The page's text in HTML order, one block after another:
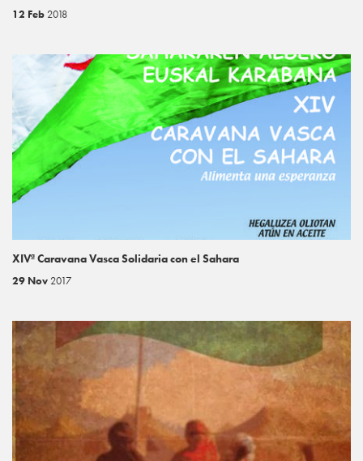
12 Feb 2018
XIVª Caravana Vasca Solidaria con el Sahara
29 Nov 2017